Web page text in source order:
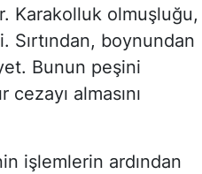
Karakolluk olmuşluğu,
Sırtından, boynundan
Bunun peşini
almasını
işlemlerin ardından